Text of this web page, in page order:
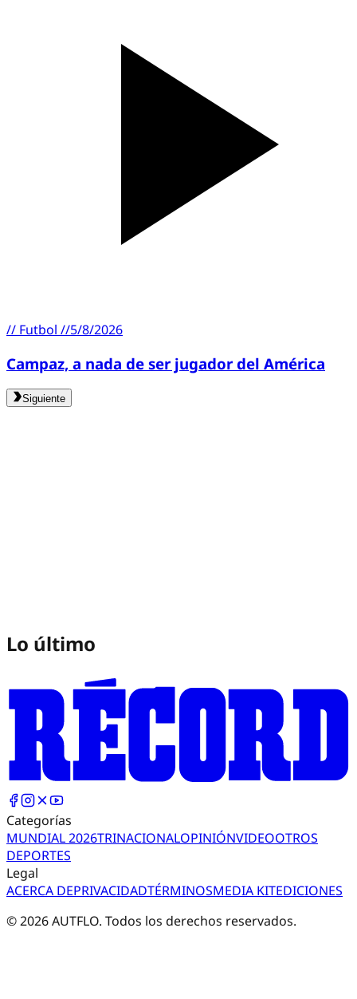
// Futbol //5/8/2026
Campaz, a nada de ser jugador del América
Siguiente
Lo último
Categorías
MUNDIAL 2026TRINACIONALOPINIÓNVIDEOOTROS
DEPORTES
Legal
ACERCA DEPRIVACIDADTÉRMINOSMEDIA KITEDICIONES
©2026AUTFLO. Todos los derechos reservados.